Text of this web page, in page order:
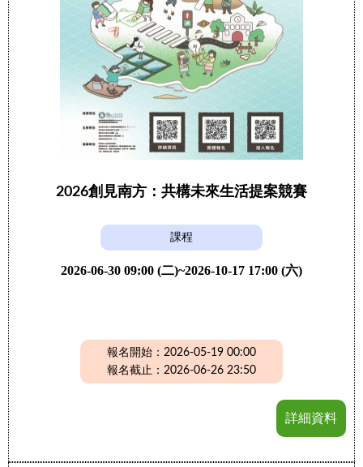
2026創見南方：共構未來生活提案競賽
課程
2026-06-30 09:00 (二)~2026-10-17 17:00 (六)
報名開始：2026-05-19 00:00
報名截止：2026-06-26 23:50
詳細資料